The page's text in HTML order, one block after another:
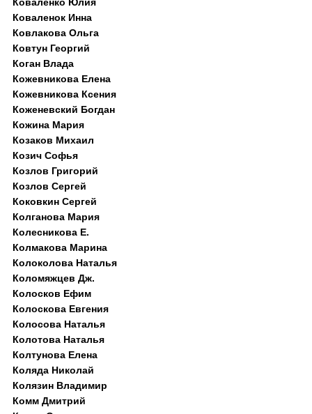
Коваленок Инна
Ковлакова Ольга
Ковтун Георгий
Коган Влада
Кожевникова Елена
Кожевникова Ксения
Коженевский Богдан
Кожина Мария
Козаков Михаил
Козич Софья
Козлов Григорий
Козлов Сергей
Коковкин Сергей
Колганова Мария
Колесникова Е.
Колмакова Марина
Колоколова Наталья
Коломяжцев Дж.
Колосков Ефим
Колоскова Евгения
Колосова Наталья
Колотова Наталья
Колтунова Елена
Коляда Николай
Колязин Владимир
Комм Дмитрий